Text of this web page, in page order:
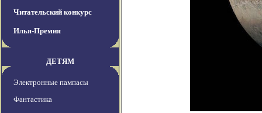
Читательский конкурс
Илья-Премия
ДЕТЯМ
Электронные пампасы
Фантастика